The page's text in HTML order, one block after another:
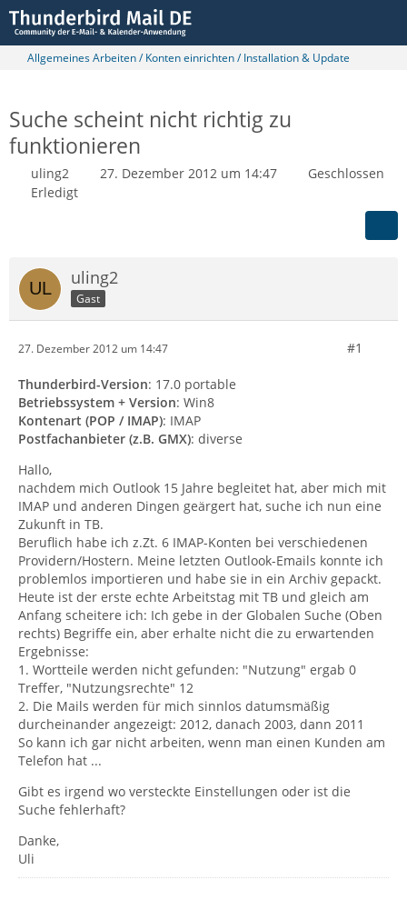
Allgemeines Arbeiten / Konten einrichten / Installation & Update
Suche scheint nicht richtig zu
funktionieren
uling2 27. Dezember 2012 um 14:47
Geschlossen
Erledigt
uling2
Gast
27. Dezember 2012 um 14:47 #1
Thunderbird-Version: 17.0 portable
Betriebssystem + Version: Win8
Kontenart (POP / IMAP): IMAP
Postfachanbieter (z.B. GMX): diverse
Hallo,
nachdem mich Outlook 15 Jahre begleitet hat, aber mich mit
IMAP und anderen Dingen geärgert hat, suche ich nun eine
Zukunft in TB.
Beruflich habe ich z.Zt. 6 IMAP-Konten bei verschiedenen
Providern/Hostern. Meine letzten Outlook-Emails konnte ich
problemlos importieren und habe sie in ein Archiv gepackt.
Heute ist der erste echte Arbeitstag mit TB und gleich am
Anfang scheitere ich: Ich gebe in der Globalen Suche (Oben
rechts) Begriffe ein, aber erhalte nicht die zu erwartenden
Ergebnisse:
1. Wortteile werden nicht gefunden: "Nutzung" ergab 0
Treffer, "Nutzungsrechte" 12
2. Die Mails werden für mich sinnlos datumsmäßig
durcheinander angezeigt: 2012, danach 2003, dann 2011
So kann ich gar nicht arbeiten, wenn man einen Kunden am
Telefon hat ...
Gibt es irgend wo versteckte Einstellungen oder ist die
Suche fehlerhaft?
Danke,
Uli